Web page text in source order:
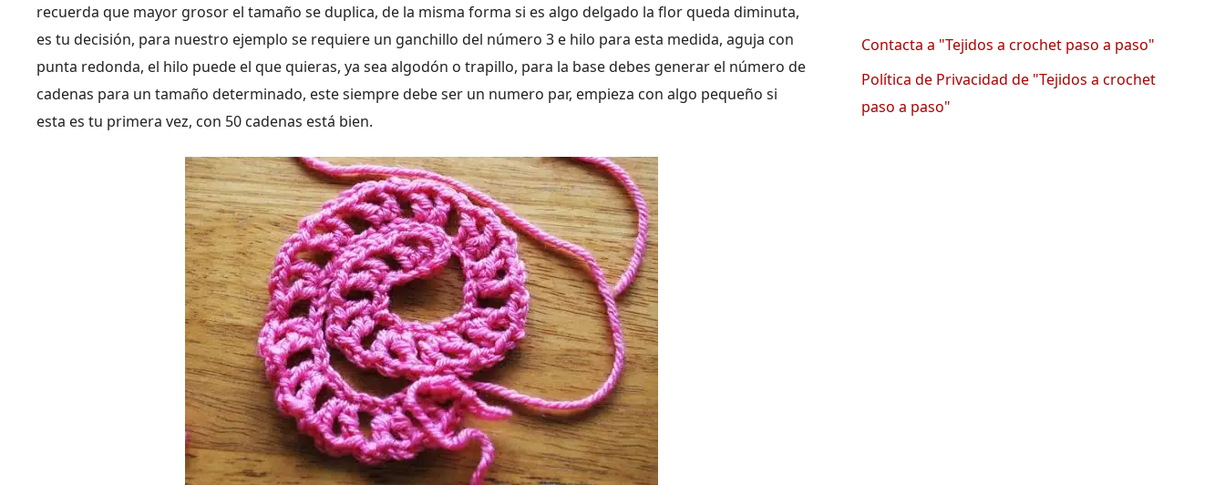
recuerda que mayor grosor el tamaño se duplica, de la misma forma si es algo delgado la flor queda diminuta,
es tu decisión, para nuestro ejemplo se requiere un ganchillo del número 3 e hilo para esta medida, aguja con
punta redonda, el hilo puede el que quieras, ya sea algodón o trapillo, para la base debes generar el número de
cadenas para un tamaño determinado, este siempre debe ser un numero par, empieza con algo pequeño si
esta es tu primera vez, con 50 cadenas está bien.
Contacta a "Tejidos a crochet paso a paso"
Política de Privacidad de "Tejidos a crochet
paso a paso"